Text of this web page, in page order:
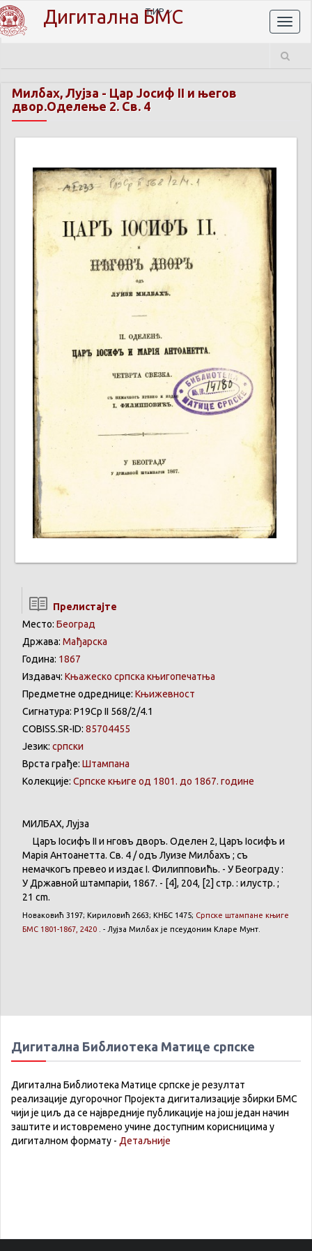
Дигитална БМС
ЋИР
Милбах, Лујза - Цар Јосиф II и његов
двор.Оделење 2. Св. 4
Прелистајте
Место: Београд
Држава: Мађарска
Година: 1867
Издавач: Књажеско српска књигопечатња
Предметне одреднице: Књижевност
Сигнатура: Р19Ср II 568/2/4.1
COBISS.SR-ID: 85704455
Језик: српски
Врста грађе: Штампана
Колекције: Српске књиге од 1801. до 1867. године
МИЛБАХ, Лујза
Царъ Іосифъ II и нѣговъ дворъ. Оделенѣ 2, Царъ Іосифъ и
Марія Антоанетта. Св. 4 / одъ Луизе Милбахъ ; съ
немачкогъ превео и издаєІ. Филипповићь. - УБеограду:
У Државной штампаріи, 1867. - [4], 204, [2] стр. : илустр. ;
21 cm.
Новаковић 3197; Кириловић 2663; КНБС 1475; Српске штампане књиге
БМС 1801-1867, 2420 . - Лујза Милбах је псеудоним Кларе Мунт
Дигитална Библиотека Матице српске
Дигитална Библиотека Матице српске је резултат
реализације дугорочног Пројекта дигитализације збирки БМС
чији је циљ да се највредније публикације на још један начин
заштите и истовремено учине доступним корисницима у
дигиталном формату - Детаљније